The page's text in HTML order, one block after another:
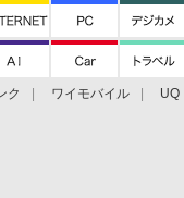
ク ワイモバイル UQ